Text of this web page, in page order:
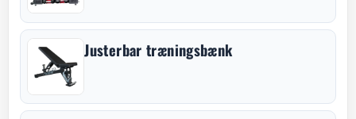
Justerbar træningsbænk